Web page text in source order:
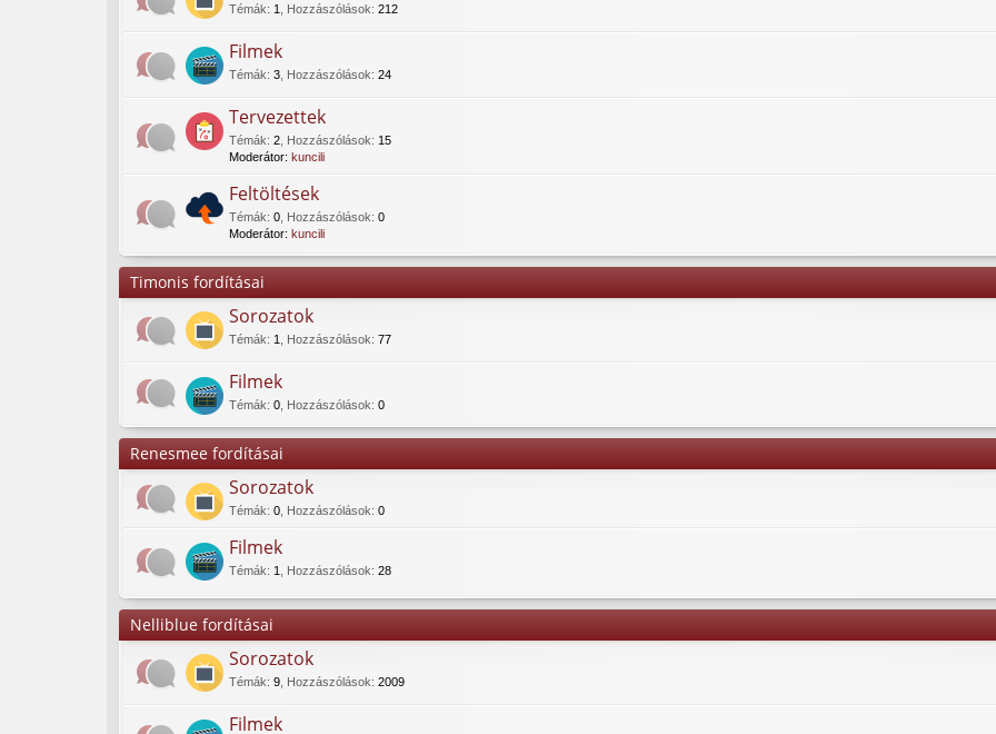
Témák: 1 Hozzászólások: 212
Filmek
Témák: 3 Hozzászólások: 24
Tervezettek
Témák: 2 Hozzászólások: 15
Moderátor: kuncili
Feltöltések
Témák: 0 Hozzászólások: 0
Moderátor: kuncili
Timonis fordításai
Sorozatok
Témák: 1 Hozzászólások: 77
Filmek
Témák: 0 Hozzászólások: 0
Renesmee fordításai
Sorozatok
Témák: 0 Hozzászólások: 0
Filmek
Témák: 1 Hozzászólások: 28
Nelliblue fordításai
Sorozatok
Témák: 9 Hozzászólások: 2009
Filmek